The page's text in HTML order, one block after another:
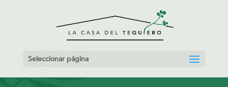
Seleccionar página